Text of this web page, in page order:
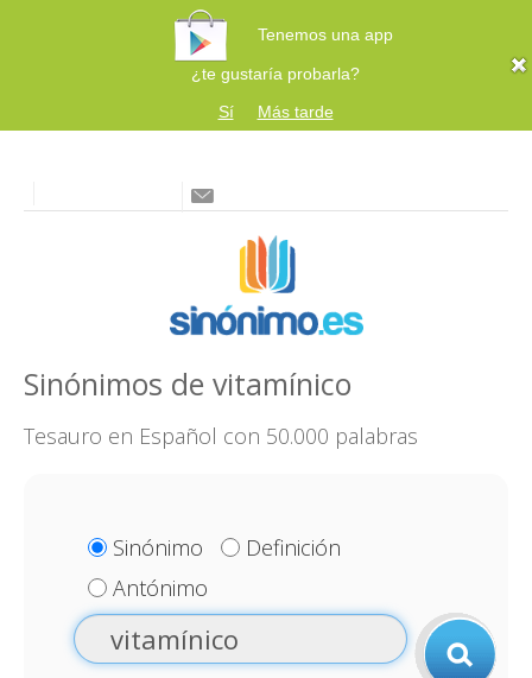
Tenemos una app
¿te gustaría probarla?
Sí
Más tarde
Sinónimos de vitamínico
Tesauro en Español con 50.000 palabras
Sinónimo
Definición
Antónimo